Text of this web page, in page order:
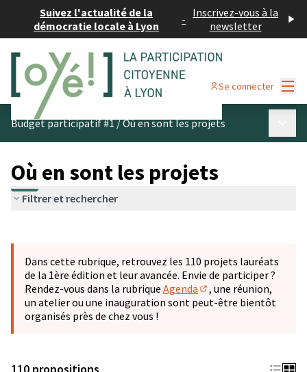
Suivez l'actualité de la
démocratie locale à Lyon
- Inscrivez-vous à la
newsletter
Se connecter
Budget participatif #1/Où en sont les projets
Où en sont les projets
Filtrer et rechercher
−
Dans cette rubrique, retrouvez les 110 projets lauréats
de la 1ère édition et leur avancée. Envie de participer ?
Rendez-vous dans la rubrique Agenda
(S'ouvre dans un
, une réunion,
un atelier ou une inauguration sont peut-être bientôt
organisés près de chez vous !